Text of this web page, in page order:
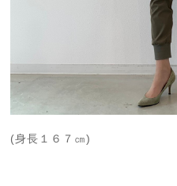
(身長１６７㎝)